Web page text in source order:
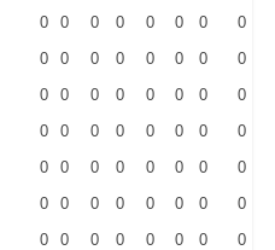
0 0 0 0 0 0 0
0
0 0 0 0 0 0 0
0
0 0 0 0 0 0 0
0
0 0 0 0 0 0 0
0
0 0 0 0 0 0 0
0
0 0 0 0 0 0 0
0
0 0 0 0 0 0 0
0